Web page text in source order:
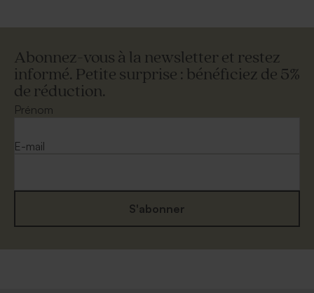
Abonnez-vous à la newsletter et restez
informé. Petite surprise : bénéficiez de 5%
de réduction.
Prénom
E-mail
S'abonner